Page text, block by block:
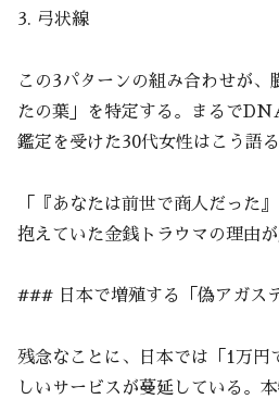
3. 弓状線
この3パターンの組み合わせが、
たの葉」を特定する。まるで
鑑定を受けた30代女性はこう語る
「『あなたは前世で商人だった
抱えていた金銭トラウマの理由が
### 日本で増殖する「偽アガス
残念なことに、日本では「1万円
しいサービスが蔓延している。本